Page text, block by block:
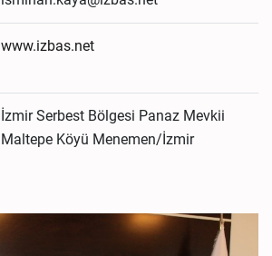
www.izbas.net
İzmir Serbest Bölgesi Panaz Mevkii
Maltepe Köyü Menemen/İzmir